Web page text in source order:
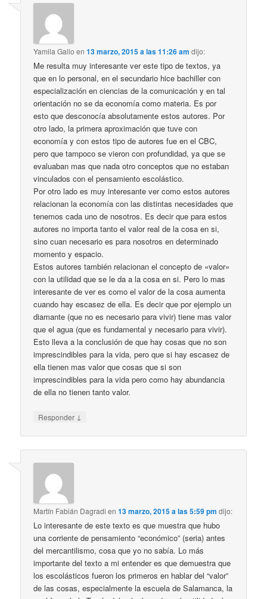
Yamila Gallo en13 marzo, 2015 a las 11:26 am dijo:
Me resulta muy interesante ver este tipo de textos, ya
que en lo personal, en el secundario hice bachiller con
especialización en ciencias de la comunicación y en tal
orientación no se da economía como materia. Es por
esto que desconocía absolutamente estos autores. Por
otro lado, la primera aproximación que tuve con
economía y con estos tipo de autores fue en el CBC,
pero que tampoco se vieron con profundidad, ya que se
evaluaban mas que nada otro conceptos que no estaban
vinculados con el pensamiento escolástico.
Por otro lado es muy interesante ver como estos autores
relacionan la economía con las distintas necesidades que
tenemos cada uno de nosotros. Es decir que para estos
autores no importa tanto el valor real de la cosa en si,
sino cuan necesario es para nosotros en determinado
momento y espacio.
Estos autores también relacionan el concepto de «valor»
con la utilidad que se le da a la cosa en si. Pero lo mas
interesante de ver es como el valor de la cosa aumenta
cuando hay escasez de ella. Es decir que por ejemplo un
diamante (que no es necesario para vivir) tiene mas valor
que el agua (que es fundamental y necesario para vivir).
Esto lleva a la conclusión de que hay cosas que no son
imprescindibles para la vida, pero que si hay escasez de
ella tienen mas valor que cosas que si son
imprescindibles para la vida pero como hay abundancia
de ella no tienen tanto valor.
Responder ↓
Martín Fabián Dagradi en13 marzo, 2015 a las 5:59 pm dijo:
Lo interesante de este texto es que muestra que hubo
una corriente de pensamiento “económico” (seria) antes
del mercantilismo, cosa que yo no sabía. Lo más
importante del texto a mi entender es que demuestra que
los escolásticos fueron los primeros en hablar del “valor”
de las cosas, especialmente la escuela de Salamanca, la